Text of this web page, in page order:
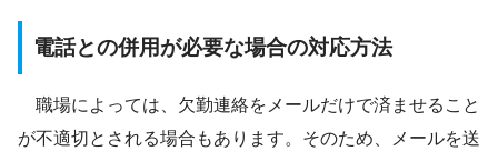
電話との併用が必要な場合の対応方法
職場によっては、欠勤連絡をメールだけで済ませること
が不適切とされる場合もあります。そのため、メールを送